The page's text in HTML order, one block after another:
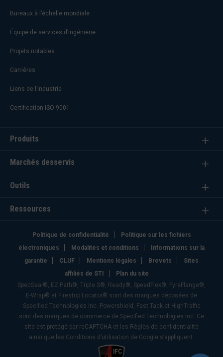
Bureaux à l’échelle mondiale
Équipe de services d’ingénierie
Projets notables
Carrières
Liens de l’industrie
Certification ISO 9001
Produits
Marchés desservis
Outils
Ressources
Politique de confidentialité
Politique sur les fichiers
électroniques
Modalités et conditions
Informations sur la
garantie
CLUF Mentions légales Brevets
Sites
affiliés de STI
Plan du site
SpecSeal®, EZ Path®, Triple S®, Ready®, SpeedFlex®, FyreFlange®,
E-Wrap® et Firestop Locator® sont des marques déposées de
Specified Technologies Inc. Powershield, Fast Tack et HighTraffic
sont des marques de commerce de Specified Technologies Inc. Ce
site est protégé par reCAPTCHA et les Règles de confidentialité
ainsi que les Conditions d’utilisation de Google s’appliquent.